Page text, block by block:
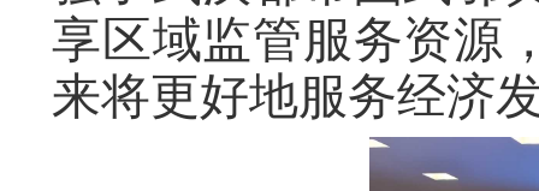
享区域监管服务资源
来将更好地服务经济